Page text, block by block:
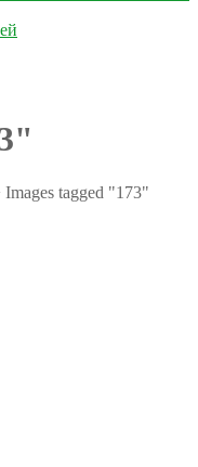
Images tagged "173"